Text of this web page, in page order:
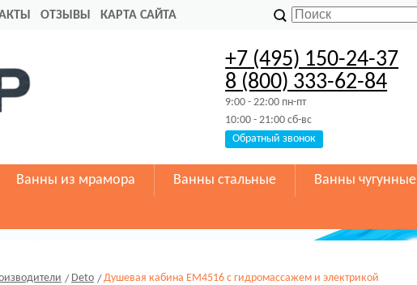
ОТЗЫВЫ КАРТА САЙТА
+7 (495) 150-24-37
8 (800) 333-62-84
9:00 - 22:00 пн-пт
10:00 - 21:00 сб-вс
Обратный звонок
Ванны из мрамора Ванны стальные Ванны чугунные
Deto Душевая кабина EM4516 с гидромассажем и электрикой